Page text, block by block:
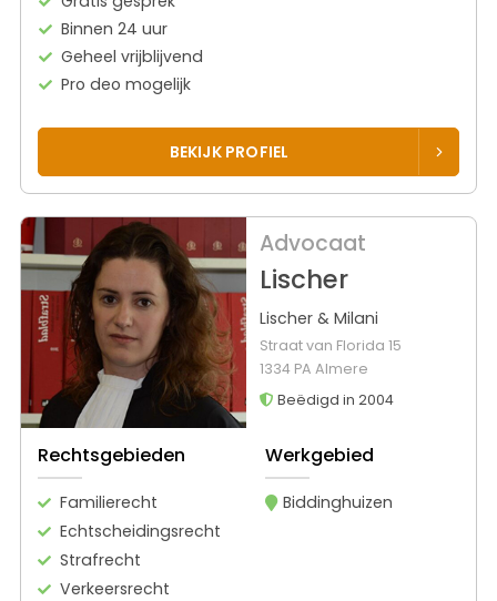
Binnen 24 uur
Geheel vrijblijvend
Pro deo mogelijk
BEKIJK PROFIEL
Advocaat
Lischer
Lischer & Milani
Straat van Florida 15
1334 PA Almere
Beëdigd in 2004
Rechtsgebieden
Familierecht
Echtscheidingsrecht
Strafrecht
Verkeersrecht
Werkgebied
Biddinghuizen